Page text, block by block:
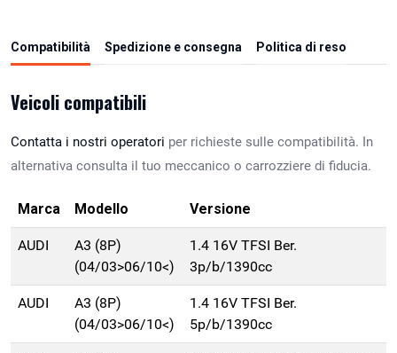
Compatibilità Spedizione e consegna Politica di reso
Veicoli compatibili
Contatta i nostri operatori per richieste sulle compatibilità. In
alternativa consulta il tuo meccanico o carrozziere di fiducia.
Marca Modello Versione
AUDI
A3 (8P)
(04/03>06/10<)
1.4 16V TFSI Ber.
3p/b/1390cc
AUDI
A3 (8P)
(04/03>06/10<)
1.4 16V TFSI Ber.
5p/b/1390cc